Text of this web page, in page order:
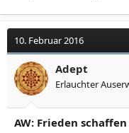
10. Februar 2016
Adept
Erlauchter
AW: Frieden